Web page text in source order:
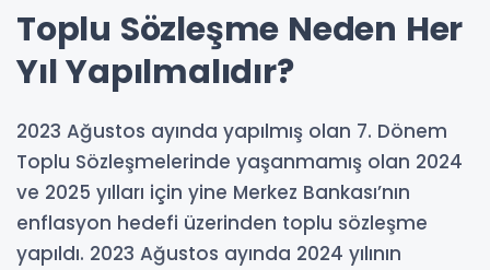
Toplu Sözleşme Neden Her
Yıl Yapılmalıdır?
2023 Ağustos ayında yapılmış olan 7. Dönem
Toplu Sözleşmelerinde yaşanmamış olan 2024
ve 2025 yılları için yine Merkez Bankası’nın
enflasyon hedefi üzerinden toplu sözleşme
yapıldı. 2023 Ağustos ayında 2024 yılının